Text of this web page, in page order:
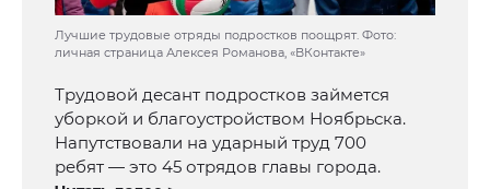
Лучшие трудовые отряды подростков поощрят. Фото:
личная страница Алексея Романова, «ВКонтакте»
Трудовой десант подростков займется
уборкой и благоустройством Ноябрьска.
Напутствовали на ударный труд 700
ребят — это 45 отрядов главы города.